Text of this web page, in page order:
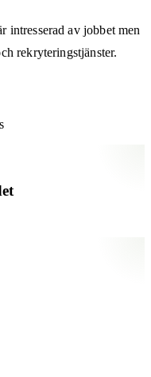
intresserad av jobbet men
rekryteringstjänster.